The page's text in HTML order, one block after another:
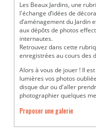
Les Beaux Jardins, une
l'échange d’idées de
d’aménagement du Jardin
aux dépôts de photos
internautes.
Retrouvez dans cette
enregistrées au cours des
Alors à vous de jouer ! Il
lumières vos photos
disque dur ou d'aller
photographier quelques
Proposer une galerie